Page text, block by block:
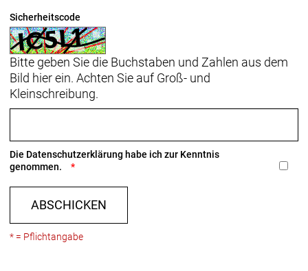
Sicherheitscode
Bitte geben Sie die Buchstaben und Zahlen aus dem
Bild hier ein. Achten Sie auf Groß- und
Kleinschreibung.
Die Datenschutzerklärung habe ich zur Kenntnis
genommen.
ABSCHICKEN
* = Pflichtangabe